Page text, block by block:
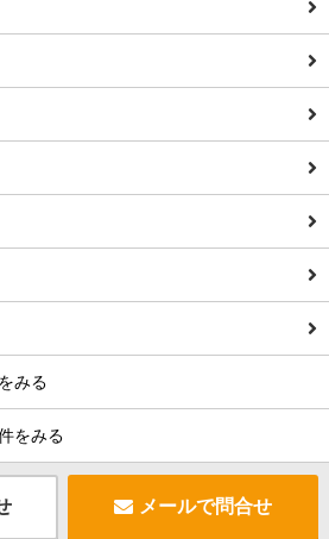
みる
をみる
メールで問合せ